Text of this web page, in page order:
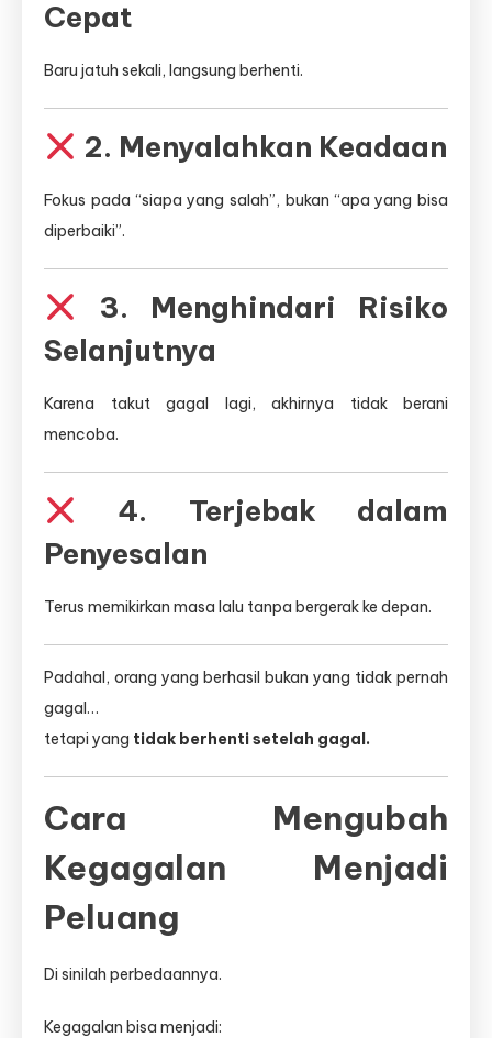
Cepat
Baru jatuh sekali, langsung berhenti.
2. Menyalahkan Keadaan
Fokus pada “siapa yang salah”, bukan “apa yang bisa
diperbaiki”.
3. Menghindari Risiko
Selanjutnya
Karena takut gagal lagi, akhirnya tidak berani
mencoba.
4. Terjebak dalam
Penyesalan
Terus memikirkan masa lalu tanpa bergerak ke depan.
Padahal, orang yang berhasil bukan yang tidak pernah
gagal…
tetapi yang tidak berhenti setelah gagal.
Cara Mengubah
Kegagalan Menjadi
Peluang
Di sinilah perbedaannya.
Kegagalan bisa menjadi: